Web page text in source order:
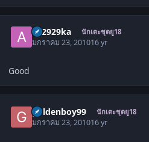
ae2929ka นักเตะชุดยู18
มกราคม 23, 201016 yr
Good
goldenboy99 นักเตะชุดยู18
มกราคม 23, 201016 yr